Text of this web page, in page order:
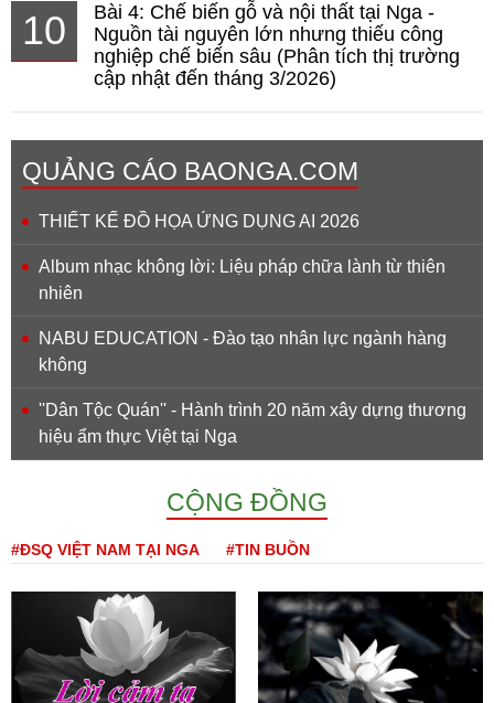
10
Bài 4: Chế biến gỗ và nội thất tại Nga -
Nguồn tài nguyên lớn nhưng thiếu công
nghiệp chế biến sâu (Phân tích thị trường
cập nhật đến tháng 3/2026)
QUẢNG CÁO BAONGA.COM
THIẾT KẾ ĐỒ HỌA ỨNG DỤNG AI 2026
Album nhạc không lời: Liệu pháp chữa lành từ thiên
nhiên
NABU EDUCATION - Đào tạo nhân lực ngành hàng
không
''Dân Tộc Quán'' - Hành trình 20 năm xây dựng thương
hiệu ẩm thực Việt tại Nga
CỘNG ĐỒNG
#ĐSQ VIỆT NAM TẠI NGA #TIN BUỒN